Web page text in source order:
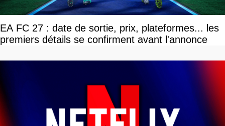
EA FC 27 : date de sortie, prix, plateformes... les
premiers détails se confirment avant l'annonce